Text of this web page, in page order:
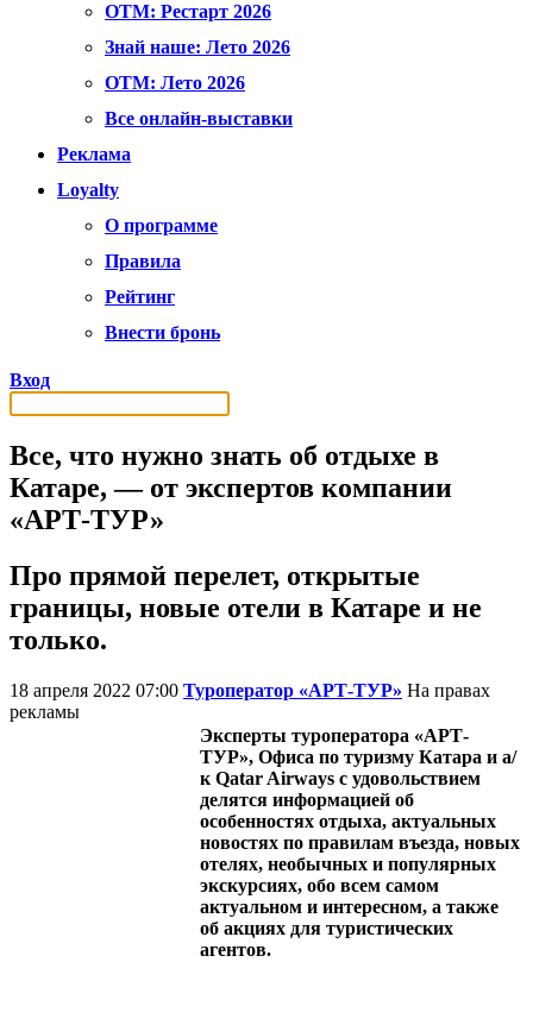
OTM: Рестарт 2026
Знай наше: Лето 2026
OTM: Лето 2026
Все онлайн-выставки
Реклама
Loyalty
О программе
Правила
Рейтинг
Внести бронь
Вход
Все, что нужно знать об отдыхе в
Катаре, — от экспертов компании
«АРТ-ТУР»
Про прямой перелет, открытые
границы, новые отели в Катаре и не
только.
18 апреля 2022 07:00 Туроператор «АРТ-ТУР» На правах
рекламы
Эксперты туроператора «АРТ-
ТУР», Офиса по туризму Катара и а/
к Qatar Airways с удовольствием
делятся информацией об
особенностях отдыха, актуальных
новостях по правилам въезда, новых
отелях, необычных и популярных
экскурсиях, обо всем самом
актуальном и интересном, а также
об акциях для туристических
агентов.